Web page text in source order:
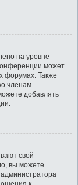
на уровне
может
форумах. Также
членам
добавлять
свой
вы можете